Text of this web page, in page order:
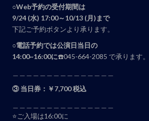
○Web予約の受付期間は
9/24 (水) 17:00～10/13 (月)まで
下記ご予約ボタンより承ります。
○電話予約では公演日当日の
14:00~16:00に☎️045-664-2085 で承ります。
③ 当日券：￥7,700 税込
⭐️ご入場は16:00に